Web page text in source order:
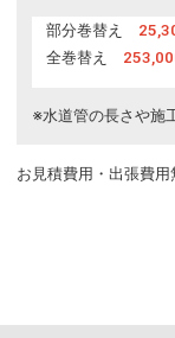
部分巻替え
全巻替え
※水道管の長さや施
お見積費用・出張費用